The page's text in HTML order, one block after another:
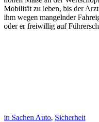
Mobilität zu leben, bis der
ihm wegen mangelnder
oder er freiwillig auf
in Sachen Auto, Sicherheit